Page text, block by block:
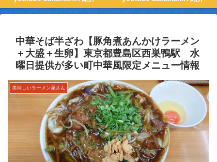
中華そば半ざわ【豚角煮あんかけラーメン
＋大盛＋生卵】東京都豊島区西巣鴨駅 水
曜日提供が多い町中華風限定メニュー情報
美味しいラーメン屋さん